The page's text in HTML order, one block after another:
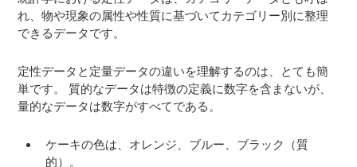
れ、物や現象の属性や性質に基づいてカテゴリー別に整理
できるデータです。
定性データと定量データの違いを理解するのは、とても簡
単です。 質的なデータは特徴の定義に数字を含まないが、
量的なデータは数字がすべてである。
ケーキの色は、オレンジ、ブルー、ブラック（質
的）。